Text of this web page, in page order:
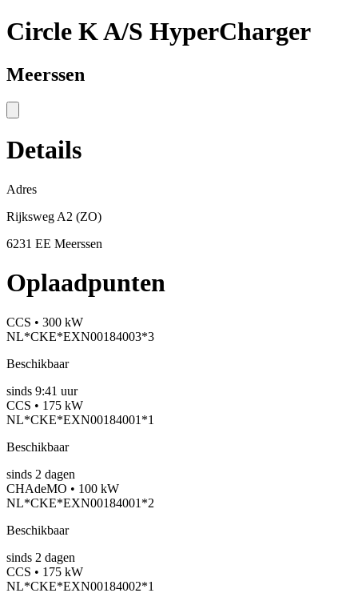
Circle K A/S HyperCharger
Meerssen
Details
Adres
Rijksweg A2 (ZO)
6231 EE Meerssen
Oplaadpunten
CCS • 300 kW
NL*CKE*EXN00184003*3
Beschikbaar
sinds 9:41 uur
CCS • 175 kW
NL*CKE*EXN00184001*1
Beschikbaar
sinds 2 dagen
CHAdeMO • 100 kW
NL*CKE*EXN00184001*2
Beschikbaar
sinds 2 dagen
CCS • 175 kW
NL*CKE*EXN00184002*1